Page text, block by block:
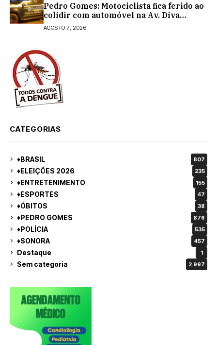
Pedro Gomes: Motociclista fica ferido ao
colidir com automóvel na Av. Diva
Araújo; ele não tinha CNH
AGOSTO 7, 2026
CATEGORIAS
♦BRASIL 807
♦ELEIÇÕES 2026 235
♦ENTRETENIMENTO 155
♦ESPORTES 47
♦ÓBITOS 38
♦PEDRO GOMES 876
♦POLÍCIA 535
♦SONORA 457
Destaque 1
Sem categoria 2.997